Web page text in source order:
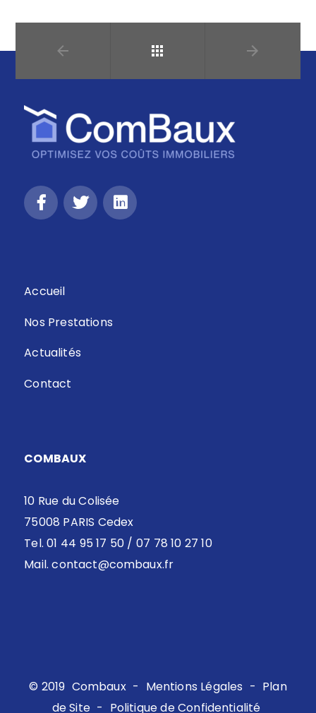
Accueil
Nos Prestations
Actualités
Contact
COMBAUX
10 Rue du Colisée
75008 PARIS Cedex
Tel. 01 44 95 17 50 / 07 78 10 27 10
Mail.contact@combaux.fr
© 2019 Combaux - Mentions Légales - Plan
de Site - Politique de Confidentialité